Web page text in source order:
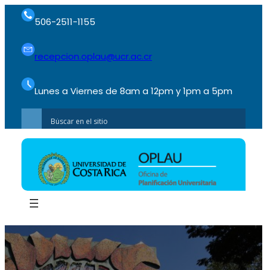
506-2511-1155
recepcion.oplau@ucr.ac.cr
Lunes a Viernes de 8am a 12pm y 1pm a 5pm